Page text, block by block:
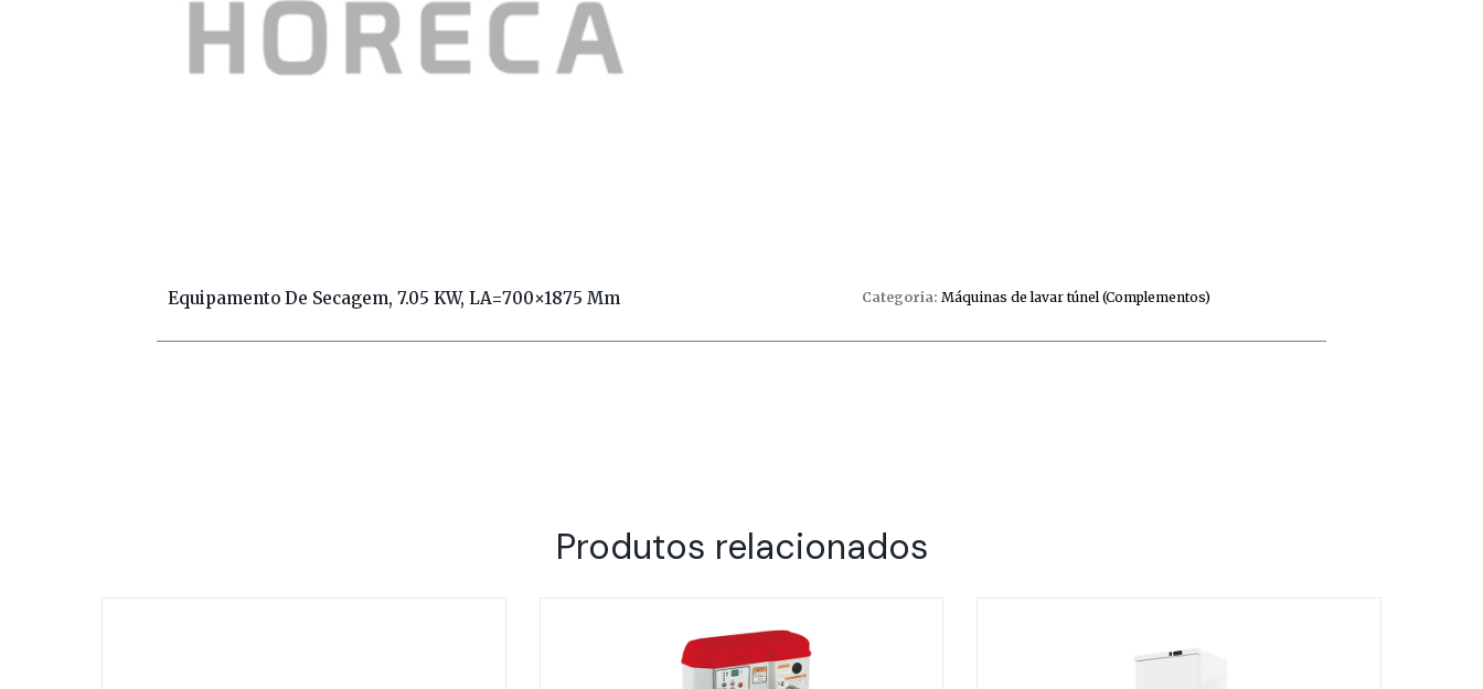
Equipamento De Secagem, 7.05 KW, LA=700×1875 Mm Categoria: Máquinas de lavar túnel (Complementos)
Produtos relacionados